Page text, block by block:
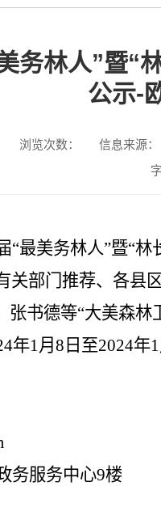
务林人”暨“
公示-
浏览次数： 信息来源
最美务林人”暨“林
关部门推荐、各县
张书德等“大美森林
年1月8日至2024年
务服务中心9楼